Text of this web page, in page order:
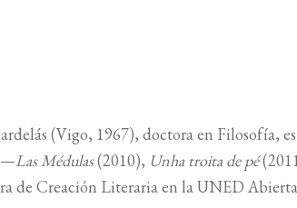
(Vigo, 1967), doctora en Filosofía,
Las Médulas(2010), Unha troita de pé
de Creación Literaria en la UNED